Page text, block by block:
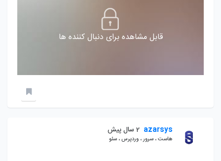
قابل مشاهده برای دنبال کننده ها
azarsys 2 سال پیش
هاست ، سرور ، وردپرس ، سئو